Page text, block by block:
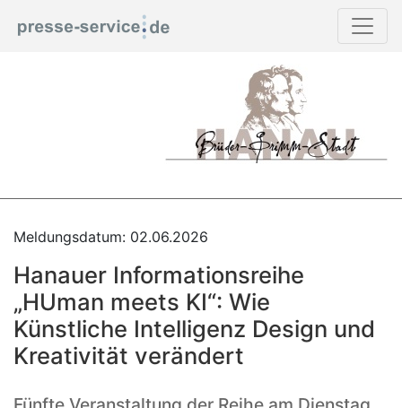
Meldungsdatum: 02.06.2026
Hanauer Informationsreihe
„HUman meets KI“: Wie
Künstliche Intelligenz Design und
Kreativität verändert